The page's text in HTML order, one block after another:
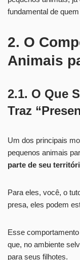
fundamental de
2. O
Animais
2.1. O Que
Traz
Um dos principais
pequenos animais
parte de seu
Para eles, você, o
presa, eles podem
Esse
que, no ambiente
para seus filhotes.